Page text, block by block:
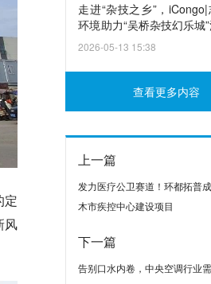
定
风
走进“杂技之乡”，
环境助力“吴桥杂技幻乐城
圈
2026-05-13 15:38
查看更多内容
上一篇
发力医疗公卫赛道！环都拓普
木市疾控中心建设项目
下一篇
告别口水内卷，中央空调行业